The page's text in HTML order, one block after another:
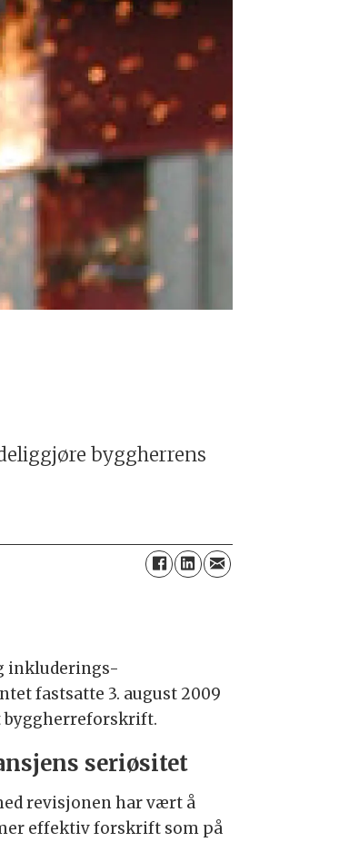
byggherrens
inkluderings-
fastsatte 3. august 2009
byggherreforskrift.
seriøsitet
revisjonen har vært å
effektiv forskrift som på